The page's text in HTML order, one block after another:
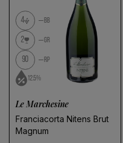
4 BB
2 GR
90 RP
12.5%
Le Marchesine
Franciacorta Nitens Brut
Magnum
Wählen Sie einen Namen für